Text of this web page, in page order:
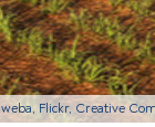
weba, Flickr, Creative